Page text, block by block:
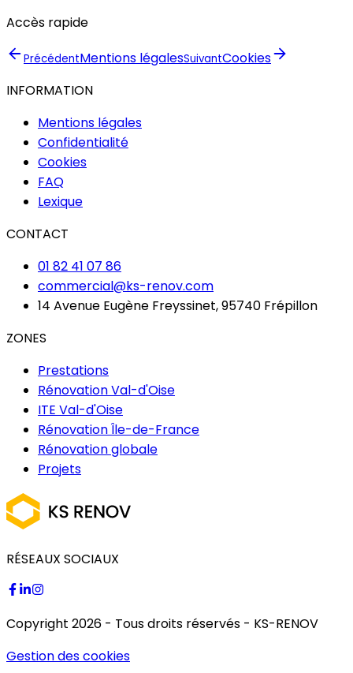
Accès rapide
PrécédentMentions légalesSuivantCookies
INFORMATION
Mentions légales
Confidentialité
Cookies
FAQ
Lexique
CONTACT
01 82 41 07 86
commercial@ks-renov.com
14 Avenue Eugène Freyssinet, 95740 Frépillon
ZONES
Prestations
Rénovation Val-d'Oise
ITE Val-d'Oise
Rénovation Île-de-France
Rénovation globale
Projets
RÉSEAUX SOCIAUX
Copyright 2026 - Tous droits réservés - KS-RENOV
Gestion des cookies